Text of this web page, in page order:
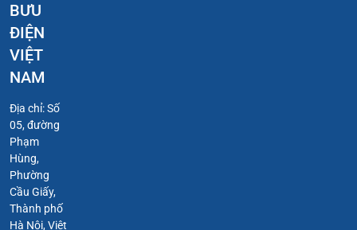
BƯU
ĐIỆN
VIỆT
NAM
Địa chỉ: Số
05, đường
Phạm
Hùng,
Phường
Cầu Giấy,
Thành phố
Hà Nội, Việt